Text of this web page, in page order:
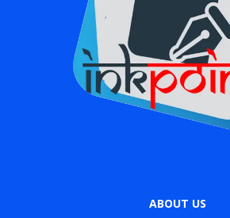
ABOUT US